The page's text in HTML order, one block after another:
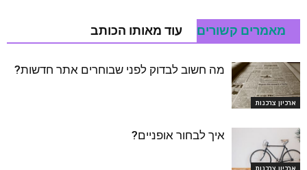
מאמרים קשורים עוד מאותו הכותב
ארכיון צרכנות
מה חשוב לבדוק לפני שבוחרים אתר חדשות?
איך לבחור אופניים?